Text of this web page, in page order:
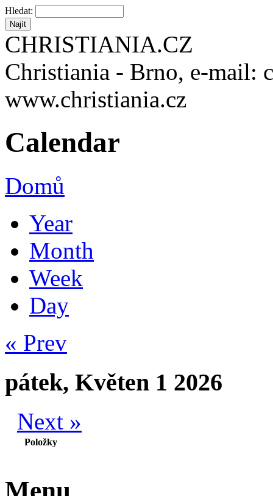
Hledat:
CHRISTIANIA.CZ
Christiania - Brno, e-mail:
www.christiania.cz
Calendar
Domů
Year
Month
Week
Day
« Prev
pátek, Květen 1 2026
Next »
Položky